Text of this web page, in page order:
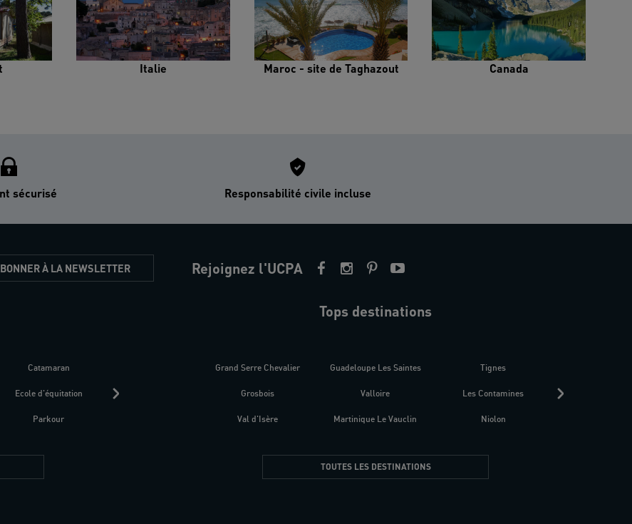
Italie Maroc - site de Taghazout Canada
sécurisé Responsabilité civile incluse
À LA NEWSLETTER Rejoignez l'UCPA
Catamaran
Ecole d'équitation
Parkour
Trek-Randonnée pédestre
Parapente
Plongée
Tops destinations
Grand Serre Chevalier
Grosbois
Val d'Isère
Guadeloupe Les Saintes
Valloire
Martinique Le Vauclin
Tignes
Les Contamines
Niolon
TOUTES LES DESTINATIONS